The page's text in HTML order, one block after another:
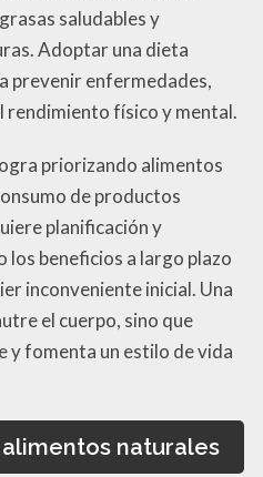
saludables y
Adoptar una dieta
prevenir enfermedades,
rendimiento físico y mental.
priorizando alimentos
de productos
planificación y
los beneficios a largo plazo
inconveniente inicial. Una
el cuerpo, sino que
y fomenta un estilo de vida
naturales